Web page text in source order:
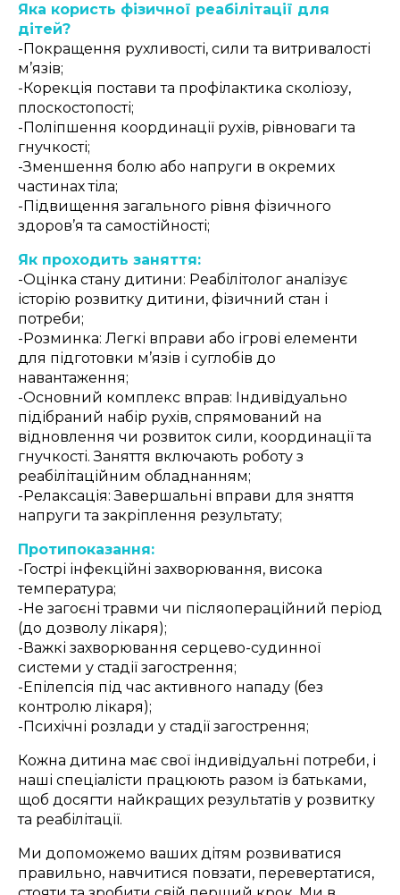
Яка користь фізичної реабілітації для
дітей?
-Покращення рухливості, сили та витривалості
м’язів;
-Корекція постави та профілактика сколіозу,
плоскостопості;
-Поліпшення координації рухів, рівноваги та
гнучкості;
-Зменшення болю або напруги в окремих
частинах тіла;
-Підвищення загального рівня фізичного
здоров’я та самостійності;
Як проходить заняття:
-Оцінка стану дитини: Реабілітолог аналізує
історію розвитку дитини, фізичний стан і
потреби;
-Розминка: Легкі вправи або ігрові елементи
для підготовки м’язів і суглобів до
навантаження;
-Основний комплекс вправ: Індивідуально
підібраний набір рухів, спрямований на
відновлення чи розвиток сили, координації та
гнучкості. Заняття включають роботу з
реабілітаційним обладнанням;
-Релаксація: Завершальні вправи для зняття
напруги та закріплення результату;
Протипоказання:
-Гострі інфекційні захворювання, висока
температура;
-Не загоєні травми чи післяопераційний період
(до дозволу лікаря);
-Важкі захворювання серцево-судинної
системи у стадії загострення;
-Епілепсія під час активного нападу (без
контролю лікаря);
-Психічні розлади у стадії загострення;
Кожна дитина має свої індивідуальні потреби, і
наші спеціалісти працюють разом із батьками,
щоб досягти найкращих результатів у розвитку
та реабілітації.
Ми допоможемо ваших дітям розвиватися
правильно, навчитися повзати, перевертатися,